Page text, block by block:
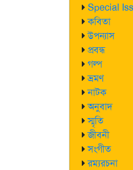
Special
কবিতা
উপন্যাস
প্রবন্ধ
গল্প
ভ্রমণ
নাটক
অনুবাদ
স্মৃতি
জীবনী
সংগীত
রম্যরচনা